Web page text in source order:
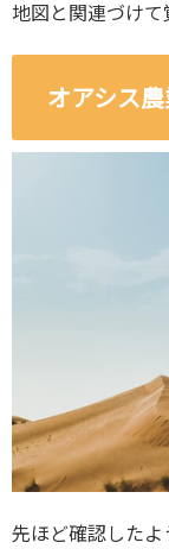
地図と関連づけて
オアシス
先ほど確認した